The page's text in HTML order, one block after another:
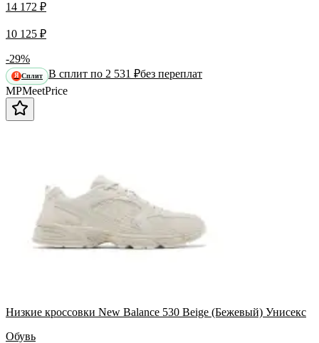
14 172 ₽
10 125 ₽
-29%
Я Сплит В сплит по 2 531 ₽без переплат
MPMeetPrice
Низкие кроссовки New Balance 530 Beige (Бежевый) Унисекс
Обувь